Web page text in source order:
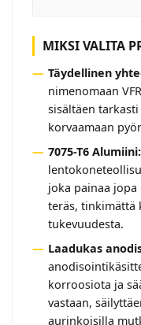
MIKSI VALITA
Täydellinen
nimenomaan
sisältäen
korvaamaan
7075-T6 Alumiini:
joka painaa
teräs, tinkimättä
tukevuudesta.
Laadukas
korroosiota ja
vastaan,
aurinkoisilla